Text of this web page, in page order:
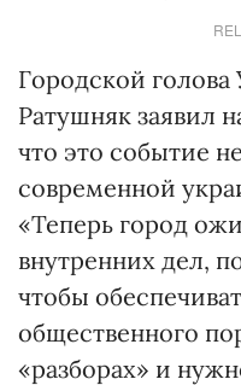
Городской
Ратушняк заявил
что это событие
современной
«Теперь город
внутренних дел,
чтобы
общественного
«разборах» и